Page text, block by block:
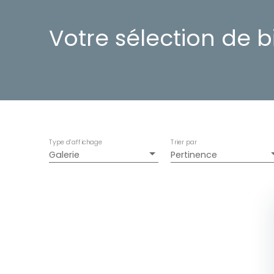
Votre sélection de
Galerie
Type d'affichage
Pertinence
Trier par